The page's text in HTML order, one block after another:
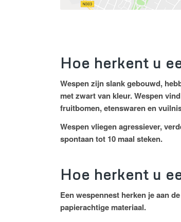
Hoe herkent u
Wespen zijn slank gebouwd,
met zwart van kleur. Wespen
fruitbomen, etenswaren en
Wespen vliegen agressiever,
spontaan tot 10 maal steken.
Hoe herkent u
Een wespennest herken je aan
papierachtige materiaal.